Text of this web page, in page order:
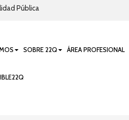
Pública
SOBRE 22Q ÁREA PROFESIONAL